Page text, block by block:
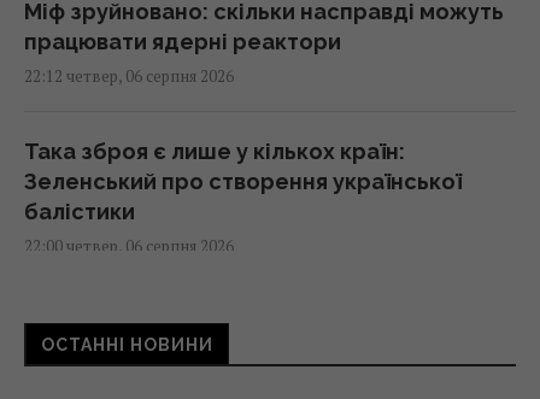
Міф зруйновано: скільки насправді можуть
працювати ядерні реактори
22:12 четвер, 06 серпня 2026
Така зброя є лише у кількох країн:
Зеленський про створення української
балістики
22:00 четвер, 06 серпня 2026
"Динамо" здобуло важливу перемогу у
кваліфікації Ліги конференцій
ОСТАННІ НОВИНИ